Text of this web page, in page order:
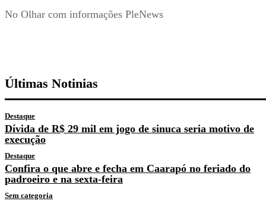
No Olhar com informações PleNews
Últimas Notinias
Destaque
Dívida de R$ 29 mil em jogo de sinuca seria motivo de
execução
Destaque
Confira o que abre e fecha em Caarapó no feriado do
padroeiro e na sexta-feira
Sem categoria